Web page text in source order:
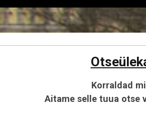
Korraldad
Aitame selle tuua otse